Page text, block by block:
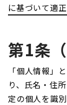
に基づいて適
第1条
「個人情報」
り、氏名・住
定の個人を識